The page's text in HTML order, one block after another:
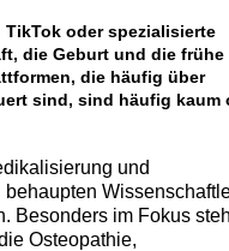
oder spezialisierte
die Geburt und die frühe
die häufig über
sind, sind häufig kaum
und
Besonders im Fokus
Osteopathie,